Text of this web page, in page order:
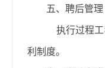
五、聘后管理
执行过程工
利制度。